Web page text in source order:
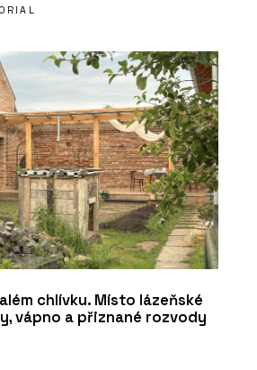
chlívku. Místo lázeňské
vápno a přiznané rozvody